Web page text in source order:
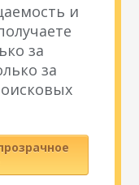
и
за
за